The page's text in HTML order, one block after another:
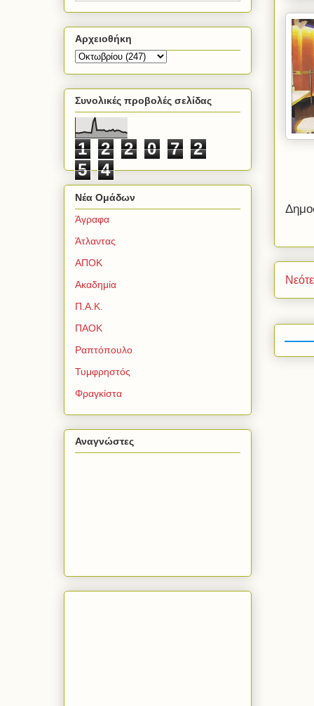
Αρχειοθήκη
Συνολικές προβολές σελίδας
1 2 2 0 7
2
5
4
Νέα Ομάδων
Άγραφα
Άτλαντας
ΑΠΟΚ
Ακαδημία
Π.Α.Κ.
ΠΑΟΚ
Ραπτόπουλο
Τυμφρηστός
Φραγκίστα
Αναγνώστες